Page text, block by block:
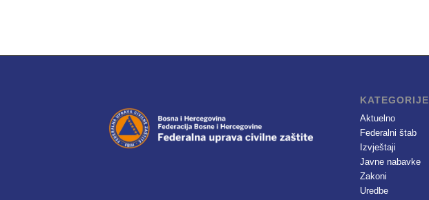
KATEGORIJE
Aktuelno
Federalni štab
Izvještaji
Javne nabavke
Zakoni
Uredbe